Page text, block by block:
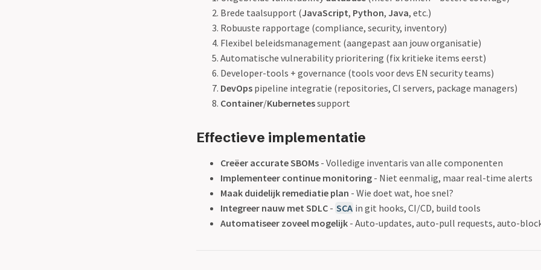
Brede taalsupport (JavaScript, Python, Java, etc.)
Robuuste rapportage (compliance, security, inventory)
Flexibel beleidsmanagement (aangepast aan jouw organisatie)
Automatische vulnerability prioritering (fix kritieke items eerst)
Developer-tools + governance (tools voor devs EN security teams)
DevOps pipeline integratie (repositories, CI servers, package managers)
Container/Kubernetessupport
Effectieve implementatie
Creëer accurate SBOMs - Volledige inventaris van alle componenten
Implementeer continue monitoring - Niet eenmalig, maar real-time alerts
Maak duidelijk remediatie plan - Wie doet wat, hoe snel?
Integreer nauw met SDLC - SCA in git hooks, CI/CD, build tools
Automatiseer zoveel mogelijk - Auto-updates, auto-pull requests, auto-